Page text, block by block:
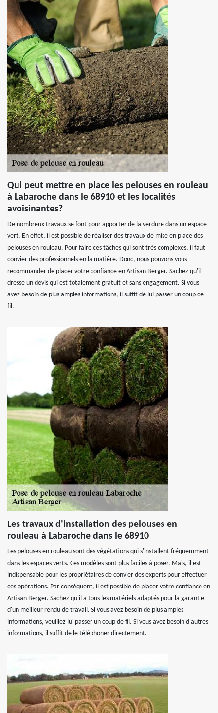
Qui peut mettre en place les pelouses en rouleau
à Labaroche dans le 68910 et les localités
avoisinantes?
De nombreux travaux se font pour apporter de la verdure dans un espace
vert. En effet, il est possible de réaliser des travaux de mise en place des
pelouses en rouleau. Pour faire ces tâches qui sont très complexes, il faut
convier des professionnels en la matière. Donc, nous pouvons vous
recommander de placer votre confiance en Artisan Berger. Sachez qu'il
dresse un devis qui est totalement gratuit et sans engagement. Si vous
avez besoin de plus amples informations, il suffit de lui passer un coup de
fil.
Les travaux d'installation des pelouses en
rouleau à Labaroche dans le 68910
Les pelouses en rouleau sont des végétations qui s'installent fréquemment
dans les espaces verts. Ces modèles sont plus faciles à poser. Mais, il est
indispensable pour les propriétaires de convier des experts pour effectuer
ces opérations. Par conséquent, il est possible de placer votre confiance en
Artisan Berger. Sachez qu'il a tous les matériels adaptés pour la garantie
d'un meilleur rendu de travail. Si vous avez besoin de plus amples
informations, veuillez lui passer un coup de fil. Si vous avez besoin d'autres
informations, il suffit de le téléphoner directement.